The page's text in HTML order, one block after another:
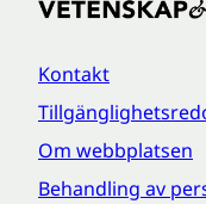
Kontakt
Om webbplatsen
Behandling av